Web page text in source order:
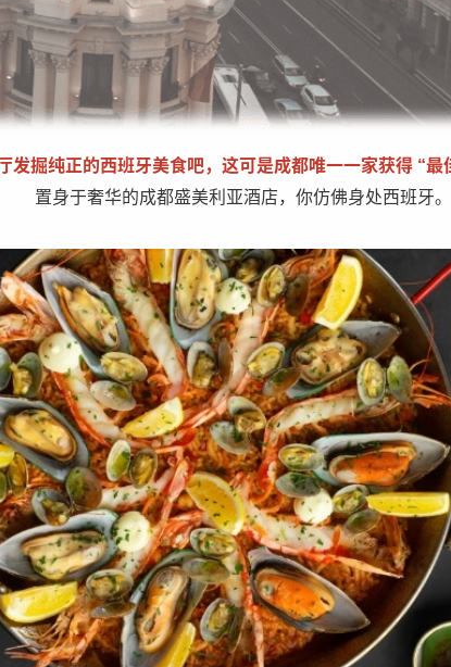
发掘纯正的西班牙美食吧，这可是成都唯一一家获得 “最
置身于奢华的成都盛美利亚酒店，你仿佛身处西班牙。